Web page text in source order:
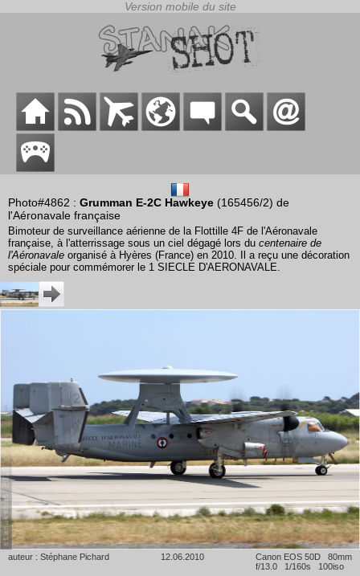
Photo#4862 : Grumman E-2C Hawkeye (165456/2) de
l'Aéronavale française
Bimoteur de surveillance aérienne de la Flottille 4F de l'Aéronavale
française, à l'atterrissage sous un ciel dégagé lors du centenaire de
l'Aéronavale organisé à Hyères (France) en 2010. Il a reçu une décoration
spéciale pour commémorer le 1 SIECLE D'AERONAVALE.
auteur : Stéphane Pichard 12.06.2010
Canon EOS 50D 80mm
f/13.0 1/160s 100iso